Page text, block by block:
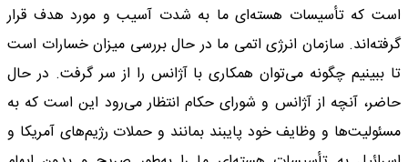
است که تأسیسات هسته‌ای ما به شدت آسیب و مورد هدف قرار
گرفته‌اند. سازمان انرژی اتمی ما در حال بررسی میزان خسارات است
تا ببینیم چگونه می‌توان همکاری با آژانس را از سر گرفت. در حال
حاضر، آنچه از آژانس و شورای حکام انتظار می‌رود این است که به
مسئولیت‌ها و وظایف خود پایبند بمانند و حملات رژیم‌های آمریکا و